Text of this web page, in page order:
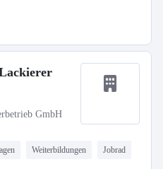
GmbH
Weiterbildungen Jobrad